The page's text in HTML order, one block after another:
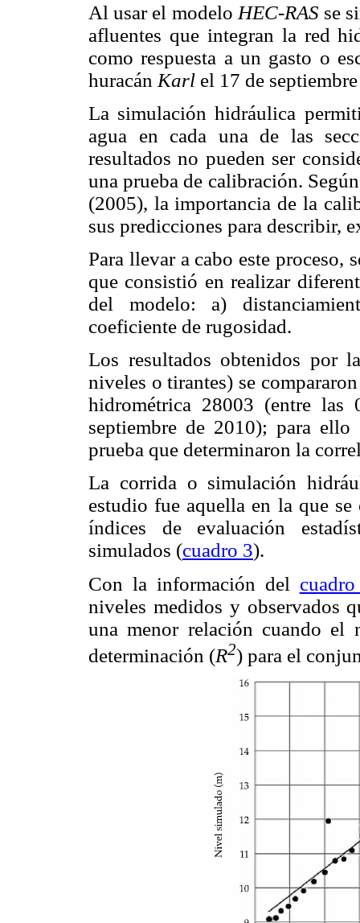
Al usar el modelo HEC-RAS se
afluentes que integran la red
como respuesta a un gasto o
huracán Karl el 17 de
La simulación hidráulica
agua en cada una de las
resultados no pueden ser
una prueba de calibración.
(2005), la importancia de la
sus predicciones para describir,
Para llevar a cabo este proceso,
que consistió en realizar
del modelo: a)
coeficiente de rugosidad.
Los resultados obtenidos por
niveles o tirantes) se
hidrométrica 28003 (entre
septiembre de 2010); para
prueba que determinaron la
La corrida o simulación
estudio fue aquella en la que
índices de evaluación
simulados (cuadro 3).
Con la información del
niveles medidos y observados
una menor relación cuando
determinación (R2) para el